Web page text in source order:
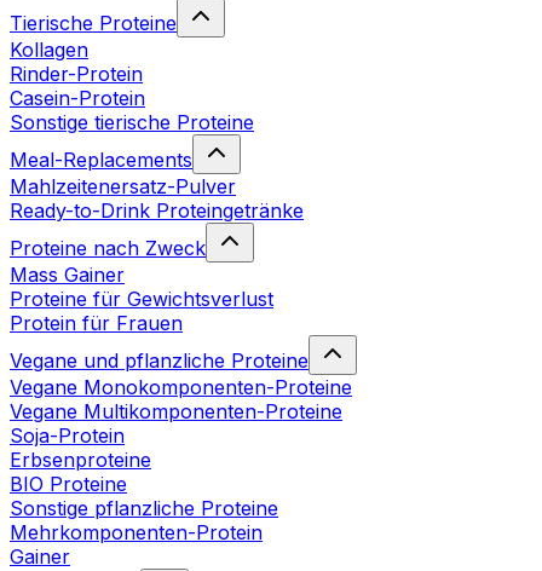
Tierische Proteine
Kollagen
Rinder-Protein
Casein-Protein
Sonstige tierische Proteine
Meal-Replacements
Mahlzeitenersatz-Pulver
Ready-to-Drink Proteingetränke
Proteine nach Zweck
Mass Gainer
Proteine für Gewichtsverlust
Protein für Frauen
Vegane und pflanzliche Proteine
Vegane Monokomponenten-Proteine
Vegane Multikomponenten-Proteine
Soja-Protein
Erbsenproteine
BIO Proteine
Sonstige pflanzliche Proteine
Mehrkomponenten-Protein
Gainer